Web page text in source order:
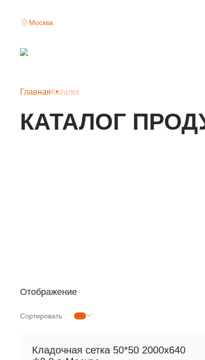
Москва
Главная Каталог
КАТАЛОГ
Отображение
Сортировать
Кладочная сетка 50*50 2000х640